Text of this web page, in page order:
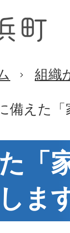
組織
備えた
「
ま